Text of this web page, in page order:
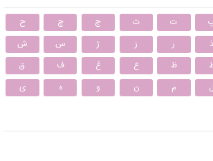
ت ث ج چ
ح
ذ ر ز ژ س
ش
ظ ع غ ف
ق
ل م ن و ه ی